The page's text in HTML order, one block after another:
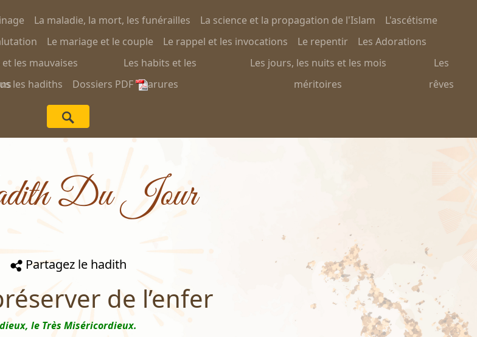
La maladie, la mort, les funérailles La science et la propagation de l'Islam
L'ascétisme
Le mariage et le couple Le rappel et les invocations Le repentir
Les Adorations
les mauvaises
Les habits et les
parures
Les jours, les nuits et les mois
méritoires
Les
rêves
les hadiths Dossiers PDF
Du Jour
Partagez le hadith
de l’enfer
le Très Miséricordieux.